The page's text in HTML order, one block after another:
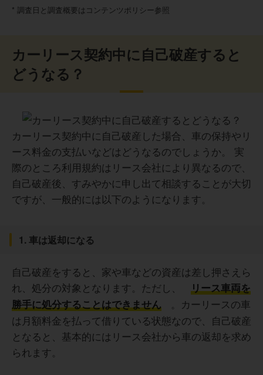
* 調査日と調査概要はコンテンツポリシー参照
カーリース契約中に自己破産すると
どうなる？
カーリース契約中に自己破産した場合、車の保持やリ
ース料金の支払いなどはどうなるのでしょうか。 実
際のところ利用規約はリース会社により異なるので、
自己破産後、すみやかに申し出て相談することが大切
ですが、一般的には以下のようになります。
1. 車は返却になる
自己破産をすると、家や車などの資産は差し押さえら
れ、処分の対象となります。ただし、
リース車両を
勝手に処分することはできません
。カーリースの車
は月額料金を払って借りている状態なので、自己破産
となると、基本的にはリース会社から車の返却を求め
られます。